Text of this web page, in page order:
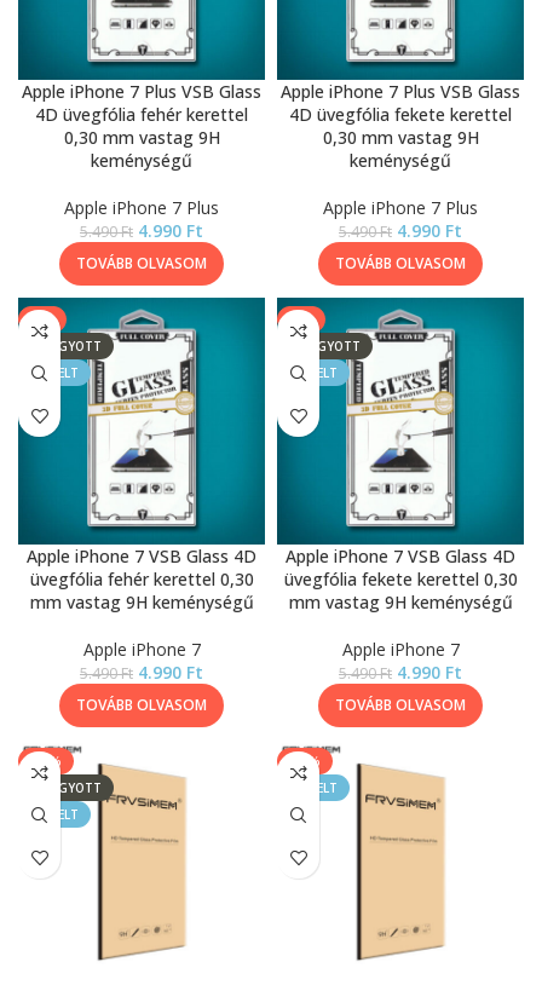
Apple iPhone 7 Plus VSB Glass
4D üvegfólia fehér kerettel
0,30 mm vastag 9H
keménységű
Apple iPhone 7 Plus
5.490Ft 4.990 Ft
TOVÁBB OLVASOM
Apple iPhone 7 Plus VSB Glass
4D üvegfólia fekete kerettel
0,30 mm vastag 9H
keménységű
Apple iPhone 7 Plus
5.490Ft 4.990 Ft
TOVÁBB OLVASOM
-9%
ELFOGYOTT
KIEMELT
Apple iPhone 7 VSB Glass 4D
üvegfólia fehér kerettel 0,30
mm vastag 9H keménységű
Apple iPhone 7
5.490Ft 4.990 Ft
TOVÁBB OLVASOM
-9%
ELFOGYOTT
KIEMELT
Apple iPhone 7 VSB Glass 4D
üvegfólia fekete kerettel 0,30
mm vastag 9H keménységű
Apple iPhone 7
5.490Ft 4.990 Ft
TOVÁBB OLVASOM
-56%
ELFOGYOTT
KIEMELT
-56%
KIEMELT